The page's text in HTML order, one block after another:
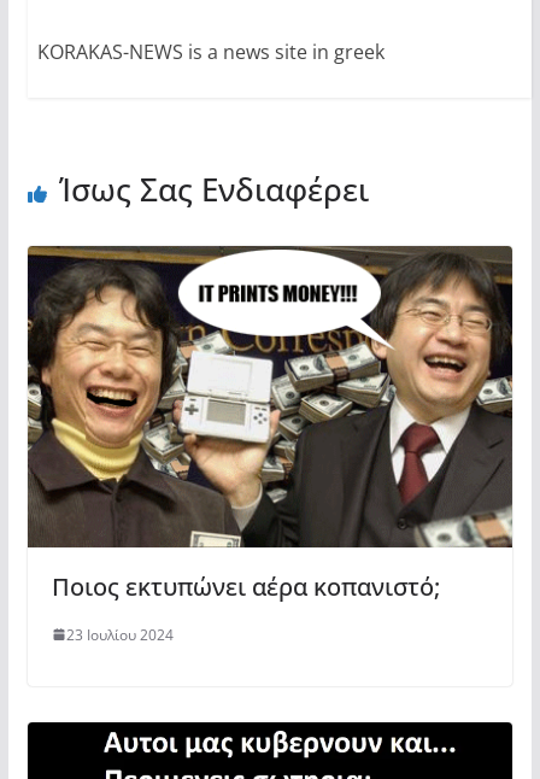
KORAKAS-NEWS is a news site in greek
Ίσως Σας Ενδιαφέρει
Ποιος εκτυπώνει αέρα κοπανιστό;
23 Ιουλίου 2024